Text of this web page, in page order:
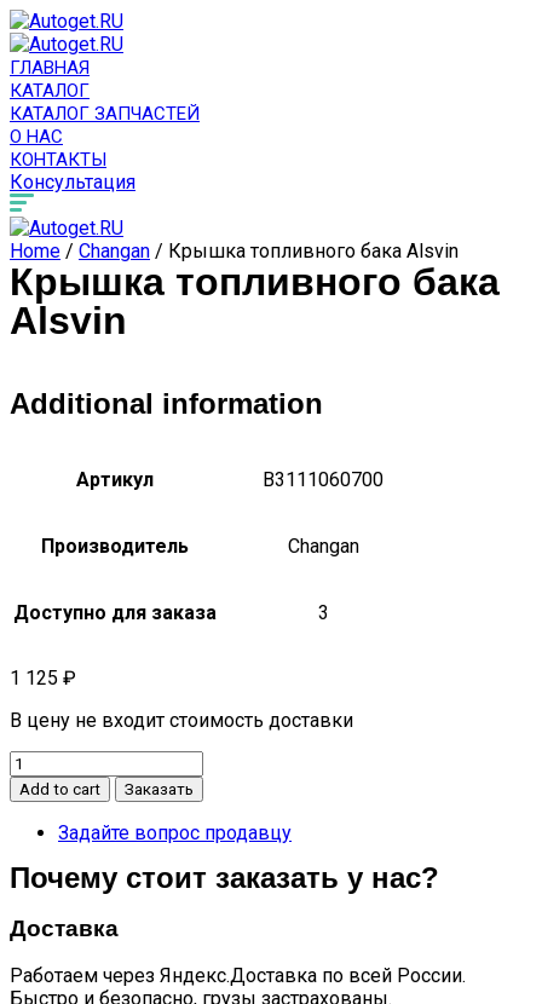
ГЛАВНАЯ
КАТАЛОГ
КАТАЛОГ ЗАПЧАСТЕЙ
О НАС
КОНТАКТЫ
Консультация
Home / Changan / Крышка топливного бака Alsvin
Крышка топливного бака
Alsvin
Additional information
Артикул B3111060700
Производитель Changan
Доступно для заказа 3
1 125 ₽
В цену не входит стоимость доставки
Крышка
топливного
бака
Alsvin
Add to cart Заказать
Задайте вопрос продавцу
Почему стоит заказать у нас?
Доставка
Работаем через Яндекс.Доставка по всей России.
Быстро и безопасно, грузы застрахованы.